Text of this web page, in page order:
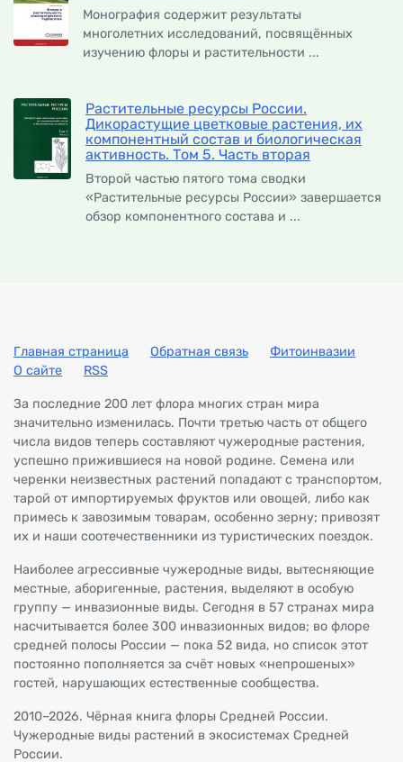
Монография содержит результаты
многолетних исследований, посвящённых
изучению флоры и растительности ...
Растительные ресурсы России.
Дикорастущие цветковые растения, их
компонентный состав и биологическая
активность. Том 5. Часть вторая
Второй частью пятого тома сводки
«Растительные ресурсы России» завершается
обзор компонентного состава и ...
Главная страница Обратная связь
Фитоинвазии
О сайте
RSS
За последние 200 лет флора многих стран мира
значительно изменилась. Почти третью часть от общего
числа видов теперь составляют чужеродные растения,
успешно прижившиеся на новой родине. Семена или
черенки неизвестных растений попадают с транспортом,
тарой от импортируемых фруктов или овощей, либо как
примесь к завозимым товарам, особенно зерну; привозят
их и наши соотечественники из туристических поездок.
Наиболее агрессивные чужеродные виды, вытесняющие
местные, аборигенные, растения, выделяют в особую
группу — инвазионные виды. Сегодня в 57 странах мира
насчитывается более 300 инвазионных видов; во флоре
средней полосы России — пока 52 вида, но список этот
постоянно пополняется за счёт новых «непрошеных»
гостей, нарушающих естественные сообщества.
2010–2026. Чёрная книга флоры Средней России.
Чужеродные виды растений в экосистемах Средней
России.